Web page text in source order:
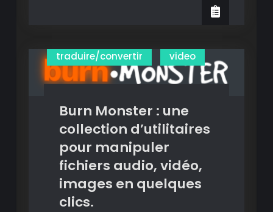
suisse
la
dans
votre
navigateur
traduire/convertir
video
Burn Monster : une
collection d’utilitaires
pour manipuler
fichiers audio, vidéo,
images en quelques
clics.